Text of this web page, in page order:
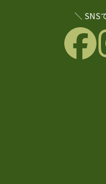
＼ SNS